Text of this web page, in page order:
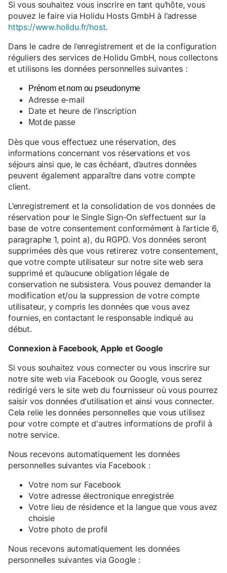
Si vous souhaitez vous inscrire en tant qu’hôte, vous
pouvez le faire via Holidu Hosts GmbH à l’adresse
https://www.holidu.fr/host.
Dans le cadre de l’enregistrement et de la configuration
réguliers des services de Holidu GmbH, nous collectons
et utilisons les données personnelles suivantes :
Prénom et nom ou pseudonyme
Adresse e-mail
Date et heure de l’inscription
Mot de passe
Dès que vous effectuez une réservation, des
informations concernant vos réservations et vos
séjours ainsi que, le cas échéant, d’autres données
peuvent également apparaître dans votre compte
client.
L’enregistrement et la consolidation de vos données de
réservation pour le Single Sign-On s’effectuent sur la
base de votre consentement conformément à l’article 6,
paragraphe 1, point a), du RGPD. Vos données seront
supprimées dès que vous retirerez votre consentement,
que votre compte utilisateur sur notre site web sera
supprimé et qu’aucune obligation légale de
conservation ne subsistera. Vous pouvez demander la
modification et/ou la suppression de votre compte
utilisateur, y compris les données que vous avez
fournies, en contactant le responsable indiqué au
début.
Connexion à Facebook, Apple et Google
Si vous souhaitez vous connecter ou vous inscrire sur
notre site web via Facebook ou Google, vous serez
redirigé vers le site web du fournisseur où vous pourrez
saisir vos données d'utilisation et ainsi vous connecter.
Cela relie les données personnelles que vous utilisez
pour votre compte et d'autres informations de profil à
notre service.
Nous recevons automatiquement les données
personnelles suivantes via Facebook :
Votre nom sur Facebook
Votre adresse électronique enregistrée
Votre lieu de résidence et la langue que vous avez
choisie
Votre photo de profil
Nous recevons automatiquement les données
personnelles suivantes via Google :